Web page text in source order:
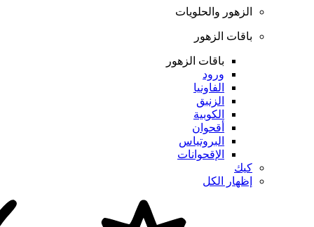
الزهور والحلويات
باقات الزهور
باقات الزهور
ورود
الفاونيا
الزنبق
الكوبية
أقحوان
البروتياس
الإقحوانات
كيك
إظهار الكل